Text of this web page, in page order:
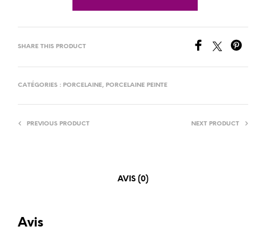
SHARE THIS PRODUCT
CATÉGORIES : PORCELAINE, PORCELAINE PEINTE
PREVIOUS PRODUCT NEXT PRODUCT
AVIS (0)
Avis